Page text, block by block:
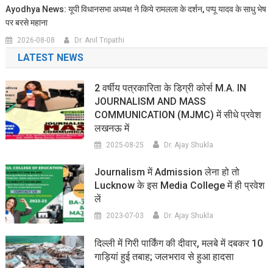
Ayodhya News: यूपी विधानसभा अध्यक्ष ने किये रामलला के दर्शन, पप्पू यादव के साधु भेष
पर बरसे महाना
2026-08-08 Dr. Anil Tripathi
LATEST NEWS
2 वर्षीय पत्रकारिता के डिग्री कोर्स M.A. IN
JOURNALISM AND MASS
COMMUNICATION (MJMC) में सीधे प्रवेश
लखनऊ में
2025-08-25 Dr. Ajay Shukla
Journalism में Admission लेना हो तो
Lucknow के इस Media College में ही प्रवेश
लें
2023-07-03 Dr. Ajay Shukla
दिल्ली में गिरी पार्किंग की दीवार, मलबे में दबकर 10
गाड़ियां हुई तबाह; जलभराव से हुआ हादसा